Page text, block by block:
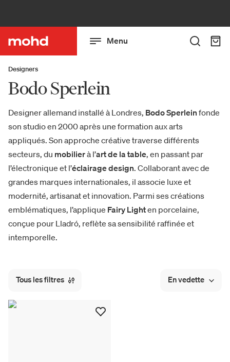
Menu
Designers
Bodo Sperlein
Designer allemand installé à Londres, Bodo Sperlein fonde
son studio en 2000 après une formation aux arts
appliqués. Son approche créative traverse différents
secteurs, du mobilierà l’art de la table, en passant par
l’électronique et l’éclairage design. Collaborant avec de
grandes marques internationales, il associe luxe et
modernité, artisanat et innovation. Parmi ses créations
emblématiques, l’applique Fairy Lighten porcelaine,
conçue pour Lladró, reflète sa sensibilité raffinée et
intemporelle.
Tous les filtres En vedette